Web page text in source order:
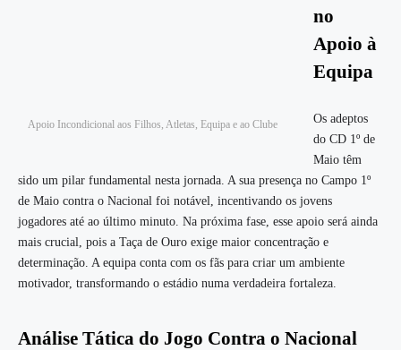
Apoio Incondicional aos Filhos, Atletas, Equipa e ao Clube
no
Apoio à
Equipa
Os adeptos
do CD 1º de
Maio têm
sido um pilar fundamental nesta jornada. A sua presença no Campo 1º
de Maio contra o Nacional foi notável, incentivando os jovens
jogadores até ao último minuto. Na próxima fase, esse apoio será ainda
mais crucial, pois a Taça de Ouro exige maior concentração e
determinação. A equipa conta com os fãs para criar um ambiente
motivador, transformando o estádio numa verdadeira fortaleza.
Análise Tática do Jogo Contra o Nacional